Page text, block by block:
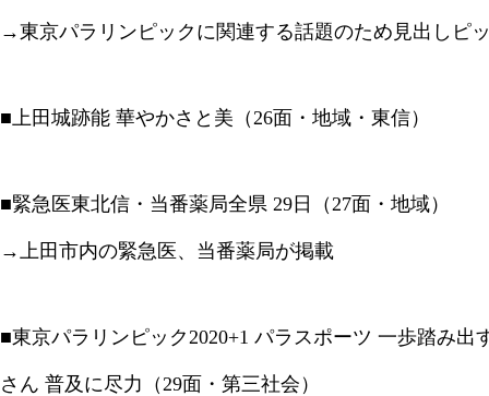
→東京パラリンピックに関連する話題のため見出しピ
■上田城跡能 華やかさと美（26面・地域・東信）
■緊急医東北信・当番薬局全県 29日（27面・地域）
→上田市内の緊急医、当番薬局が掲載
■東京パラリンピック2020+1 パラスポーツ 一歩踏み
さん 普及に尽力（29面・第三社会）